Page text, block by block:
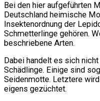
Bei den hier aufgeführten
Deutschland heimische
Insektenordnung der
Schmetterlinge gehören.
beschriebene Arten.
Dabei handelt es sich
Schädlinge. Einige sind
Seidenmotte. Letztere
eigens gezüchtet.